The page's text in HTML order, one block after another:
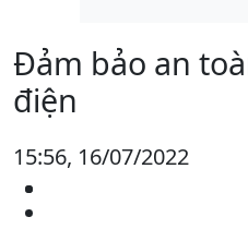
Đảm bảo an
điện
15:56, 16/07/2022